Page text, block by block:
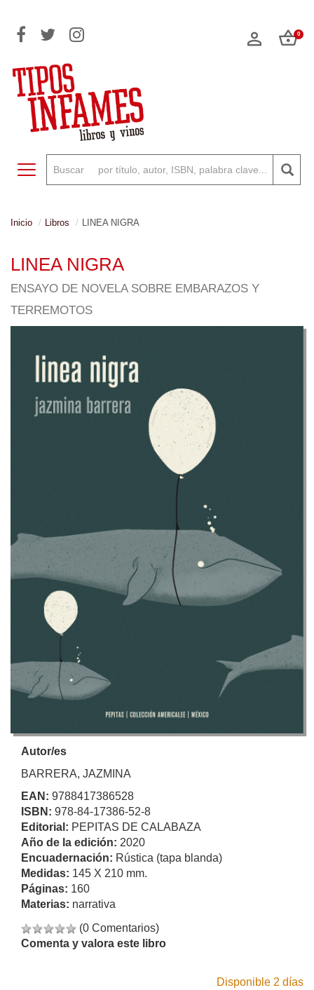
0
Toggle navigation
Inicio Libros LINEA NIGRA
LINEA NIGRA
ENSAYO DE NOVELA SOBRE EMBARAZOS Y
TERREMOTOS
Autor/es
BARRERA, JAZMINA
EAN: 9788417386528
ISBN: 978-84-17386-52-8
Editorial: PEPITAS DE CALABAZA
Año de la edición: 2020
Encuadernación: Rústica (tapa blanda)
Medidas: 145 X 210 mm.
Páginas: 160
Materias: narrativa
(0 Comentarios)
Comenta y valora este libro
Disponible 2 días